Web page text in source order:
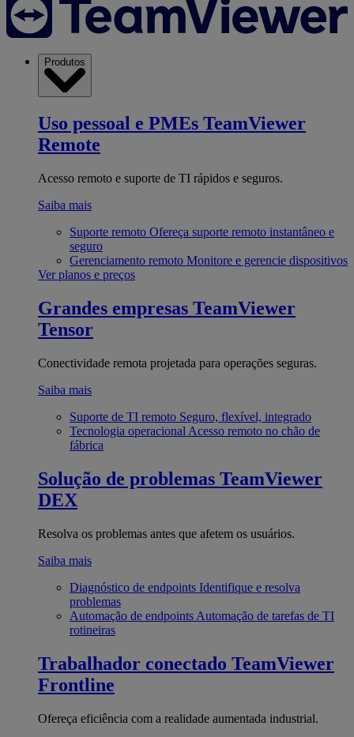
Produtos
Uso pessoal e PMEs TeamViewer
Remote
Acesso remoto e suporte de TI rápidos e seguros.
Saiba mais
Suporte remoto Ofereça suporte remoto instantâneo e
seguro
Gerenciamento remoto Monitore e gerencie dispositivos
Ver planos e preços
Grandes empresas TeamViewer
Tensor
Conectividade remota projetada para operações seguras.
Saiba mais
Suporte de TI remoto Seguro, flexível, integrado
Tecnologia operacional Acesso remoto no chão de
fábrica
Solução de problemas TeamViewer
DEX
Resolva os problemas antes que afetem os usuários.
Saiba mais
Diagnóstico de endpoints Identifique e resolva
problemas
Automação de endpoints Automação de tarefas de TI
rotineiras
Trabalhador conectado TeamViewer
Frontline
Ofereça eficiência com a realidade aumentada industrial.